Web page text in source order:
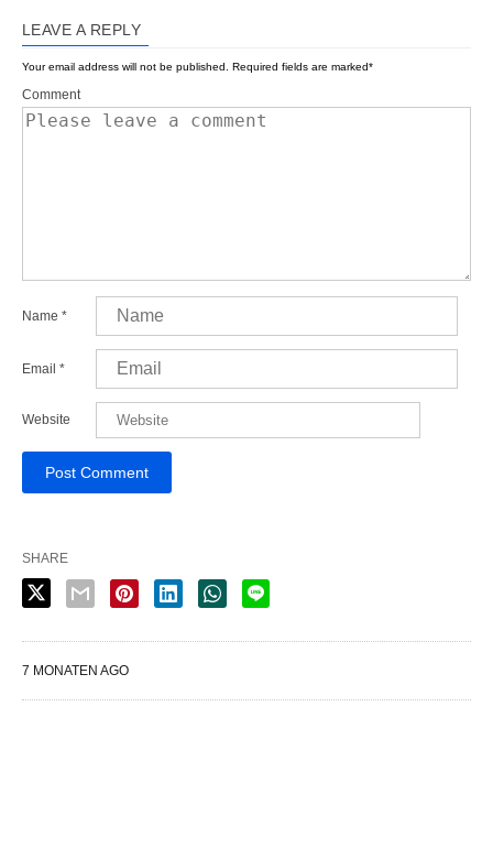
LEAVE A REPLY
Your email address will not be published. Required fields are marked*
Comment
Name *
Email *
Website
SHARE
7 MONATEN AGO